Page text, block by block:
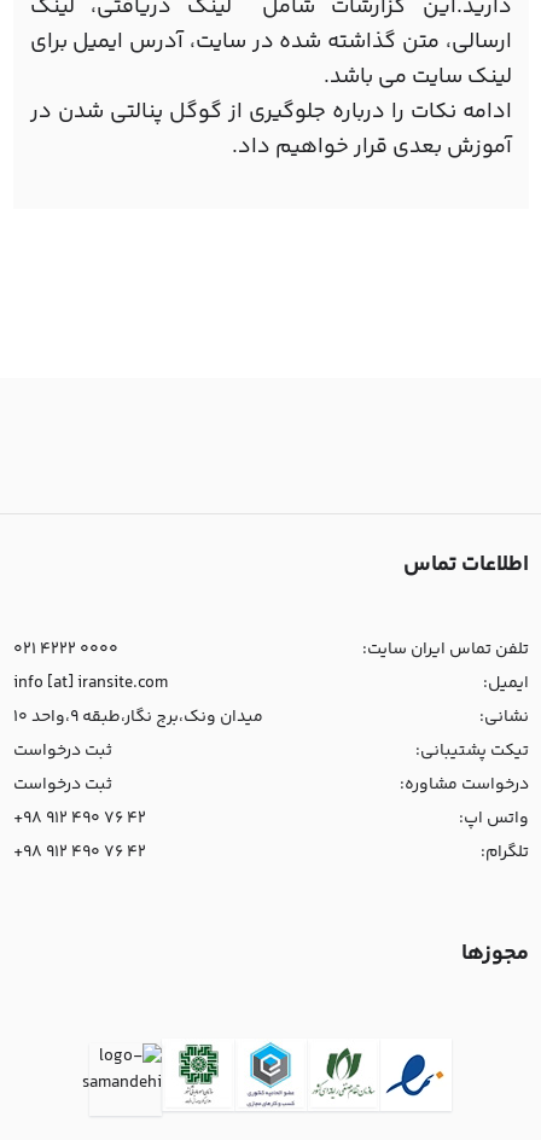
ارسالی، متن گذاشته شده در سایت، آدرس ایمیل برای
لینک سایت می باشد.
ادامه نکات را درباره جلوگیری از گوگل پنالتی شدن در
آموزش بعدی قرار خواهیم داد.
اطلاعات تماس
تلفن تماس ایران سایت:
021 4222 0000
ایمیل:
info [at] iransite.com
نشانی:
میدان ونک،برج نگار،طبقه 9،واحد 10
تیکت پشتیبانی:
ثبت درخواست
درخواست مشاوره:
ثبت درخواست
واتس اپ:
+98 912 490 76 42
تلگرام:
+98 912 490 76 42
مجوزها